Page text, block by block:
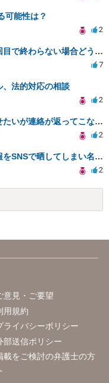
可能性は？
2
開示請求の仮処分での審尋で２回目で終わらない場合どうしたらいいですか
7
、法的対応の相談
2
無断で動画を撮影され、削除させたいが連絡が返ってこない。
2
当方の腹いせで相手方の個人情報をSNSで晒してしまい名誉毀損させてしまったかもしれない
2
意見・ご要望
用規約
ライバシーポリシー
部送信ポリシー
載をご検討の弁護士の方